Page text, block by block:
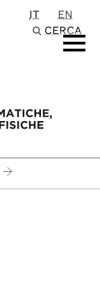
IT
EN
CERCA